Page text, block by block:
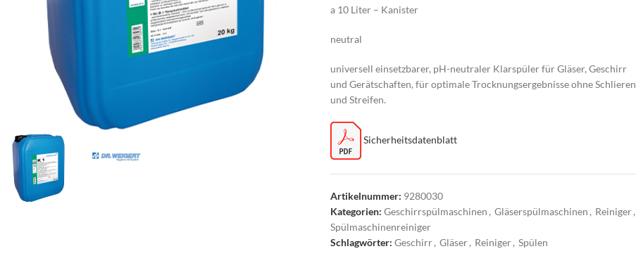
a 10 Liter – Kanister
neutral
universell einsetzbarer, pH-neutraler Klarspüler für Gläser, Geschirr
und Gerätschaften, für optimale Trocknungsergebnisse ohne Schlieren
und Streifen.
Sicherheitsdatenblatt
Artikelnummer: 9280030
Kategorien: Geschirrspülmaschinen , Gläserspülmaschinen , Reiniger,
Spülmaschinenreiniger
Schlagwörter: Geschirr, Gläser, Reiniger, Spülen